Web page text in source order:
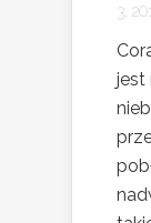
3,
jest